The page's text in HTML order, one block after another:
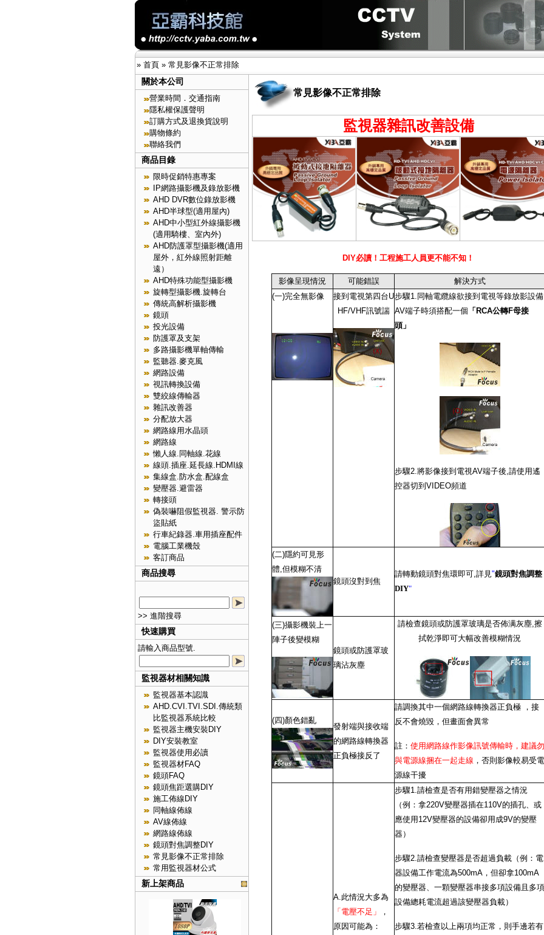
» 首頁 » 常見影像不正常排除
關於本公司
營業時間．交通指南
隱私權保護聲明
訂購方式及退換貨說明
購物條約
聯絡我們
商品目錄
限時促銷特惠專案
IP網路攝影機及錄放影機
AHD DVR數位錄放影機
AHD半球型(適用屋內)
AHD中小型紅外線攝影機
(適用騎樓、室內外)
AHD防護罩型攝影機(適用
屋外，紅外線照射距離
遠）
AHD特殊功能型攝影機
旋轉型攝影機.旋轉台
傳統高解析攝影機
鏡頭
投光設備
防護罩及支架
多路攝影機單軸傳輸
監聽器.麥克風
網路設備
視訊轉換設備
雙絞線傳輸器
雜訊改善器
分配放大器
網路線用水晶頭
網路線
懶人線.同軸線.花線
線頭.插座.延長線.HDMI線
集線盒.防水盒.配線盒
變壓器.避雷器
轉接頭
偽裝嚇阻假監視器. 警示防
盜貼紙
行車紀錄器.車用插座配件
電腦工業機殼
客訂商品
商品搜尋
>> 進階搜尋
快速購買
請輸入商品型號.
監視器材相關知識
監視器基本認識
AHD.CVI.TVI.SDI.傳統類
比監視器系統比較
監視器主機安裝DIY
DIY安裝教室
監視器使用必讀
監視器材FAQ
鏡頭FAQ
鏡頭焦距選購DIY
施工佈線DIY
同軸線佈線
AV線佈線
網路線佈線
鏡頭對焦調整DIY
常見影像不正常排除
常用監視器材公式
新上架商品
常見影像不正常排除
監視器雜訊改善設備
DIY必讀！工程施工人員更不能不知！
影像呈現情況 可能錯誤
解決方式
(一)完全無影像
接到電視第四台U
HF/VHF訊號諯
步驟1.同軸電纜線欲接到電視等錄放影設備
AV端子時須搭配一個 「RCA公轉F母接
頭」
步驟2.將影像接到電視AV端子後,請使用遙
控器切到VIDEO頻道
(二)隱約可見形
體,但模糊不清
鏡頭沒對到焦
請轉動鏡頭對焦環即可,詳見 "鏡頭對焦調整
DIY"
(三)攝影機裝上一
陣子後變模糊
鏡頭或防護罩玻
璃沾灰塵
請檢查鏡頭或防護罩玻璃是否佈满灰塵,擦
拭乾淨即可大幅改善模糊情況
(四)顏色錯亂
發射端與接收端
的網路線轉換器
正負極接反了
請調換其中一個網路線轉換器正負極 ，接
反不會燒毀，但畫面會異常
註： 使用網路線作影像訊號傳輸時，建議勿
與電源線捆在一起走線 ，否則影像較易受電
源線干擾
A.此情況大多為
「電壓不足」
，
原因可能為：
步驟1.請檢查是否有用錯變壓器之情況
（例：拿220V變壓器插在110V的插孔、或
應使用12V變壓器的設備卻用成9V的變壓
器）
步驟2.請檢查變壓器是否超過負載（例：電
器設備工作電流為500mA，但卻拿100mA
的變壓器、一顆變壓器串接多項設備且多項
設備總耗電流超過該變壓器負載）
步驟3.若檢查以上兩項均正常，則手邊若有